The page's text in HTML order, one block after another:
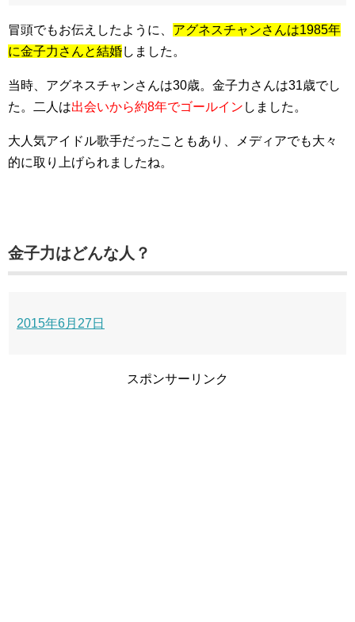
冒頭でもお伝えしたように、 アグネスチャンさんは1985年
に金子力さんと結婚しました。
当時、アグネスチャンさんは30歳。金子力さんは31歳でし
た。二人は出会いから約8年でゴールイン しました。
大人気アイドル歌手だったこともあり、メディアでも大々
的に取り上げられましたね。
金子力はどんな人？
2015年6月27日
スポンサーリンク